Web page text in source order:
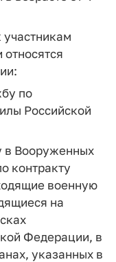
по
Российской
в Вооруженных
контракту
военную
на
Федерации, в
указанных в